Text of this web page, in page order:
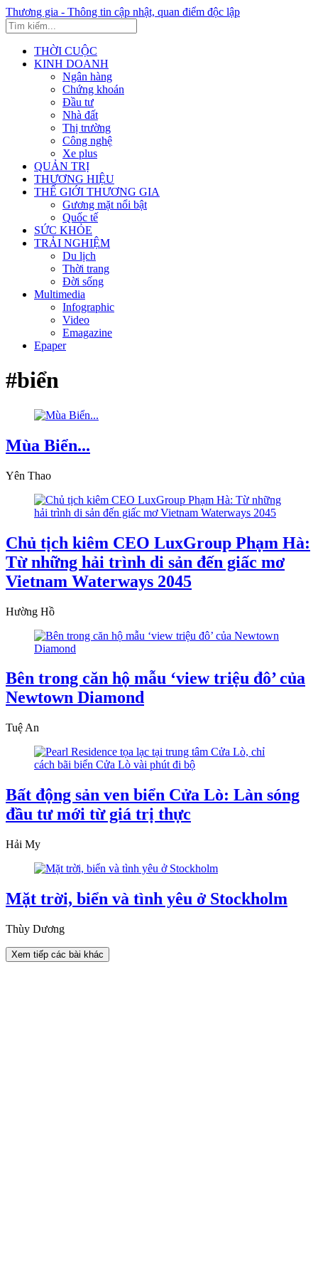
Thương gia - Thông tin cập nhật, quan điểm độc lập
THỜI CUỘC
KINH DOANH
Ngân hàng
Chứng khoán
Đầu tư
Nhà đất
Thị trường
Công nghệ
Xe plus
QUẢN TRỊ
THƯƠNG HIỆU
THẾ GIỚI THƯƠNG GIA
Gương mặt nổi bật
Quốc tế
SỨC KHỎE
TRẢI NGHIỆM
Du lịch
Thời trang
Đời sống
Multimedia
Infographic
Video
Emagazine
Epaper
#biển
Mùa Biển...
Yên Thao
Chủ tịch kiêm CEO LuxGroup Phạm Hà:
Từ những hải trình di sản đến giấc mơ
Vietnam Waterways 2045
Hường Hồ
Bên trong căn hộ mẫu ‘view triệu đô’ của
Newtown Diamond
Tuệ An
Bất động sản ven biển Cửa Lò: Làn sóng
đầu tư mới từ giá trị thực
Hải My
Mặt trời, biển và tình yêu ở Stockholm
Thùy Dương
Xem tiếp các bài khác